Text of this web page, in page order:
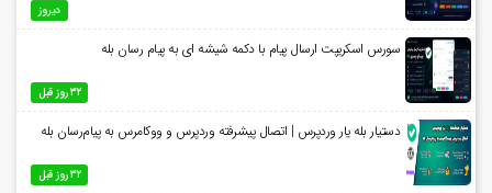
دیروز
سورس اسکریپت ارسال پیام با دکمه شیشه ای به پیام رسان بله
32 روز قبل
دستیار بله یار وردپرس | اتصال پیشرفته وردپرس و ووکامرس به پیام‌رسان بله
32 روز قبل